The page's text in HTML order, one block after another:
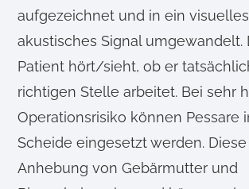
aufgezeichnet und in ein
akustisches Signal umgewandelt.
Patient hört/sieht, ob er
richtigen Stelle arbeitet. Bei sehr
Operationsrisiko können Pessare
Scheide eingesetzt werden.
Anhebung von Gebärmutter und